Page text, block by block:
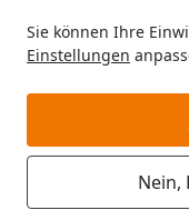
Sie können Ihre
Einstellungen
Nein,
Katze
In der Kategorie